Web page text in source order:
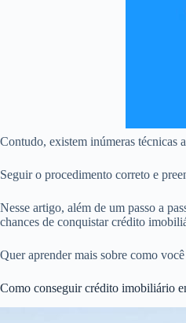
Contudo, existem inúmeras técnicas
Seguir o procedimento correto e
Nesse artigo, além de um passo a
chances de conquistar crédito
Quer aprender mais sobre como
Como conseguir crédito imobiliário